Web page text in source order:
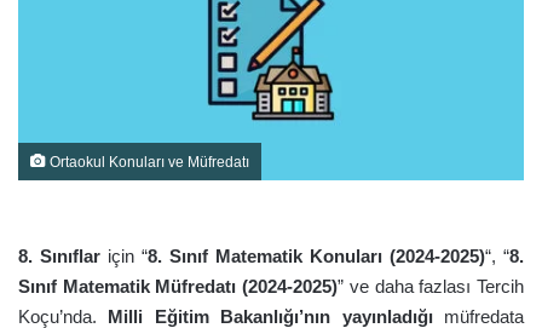
Ortaokul Konuları ve Müfredatı
8. Sınıflar için “8. Sınıf Matematik Konuları (2024-2025)“, “8.
Sınıf Matematik Müfredatı (2024-2025)” ve daha fazlası Tercih
Koçu’nda. Milli Eğitim Bakanlığı’nın yayınladığımüfredata